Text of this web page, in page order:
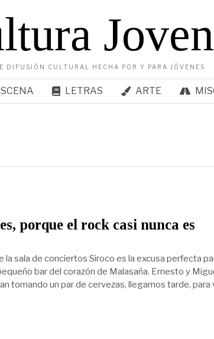
Joven
DIFUSIÓN CULTURAL HECHA POR Y PARA JÓVENES
LETRAS ARTE
porque el rock casi nunca es
la sala de conciertos Siroco es la excusa perfecta
bar del corazón de Malasaña. Ernesto y
tomando un par de cervezas, llegamos tarde, para